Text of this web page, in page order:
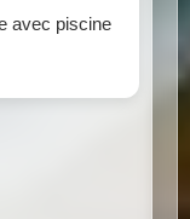
avec piscine